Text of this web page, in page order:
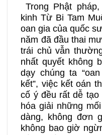
Trong Phật
kinh Từ Bi Tam
oan gia của quốc
năm đã đầu thai
trái chủ vẫn
nhất quyết không
dạy chúng ta
kết”, việc kết oán
cố ý đều rất dễ
hóa giải những
dàng, không đơn
không bao giờ